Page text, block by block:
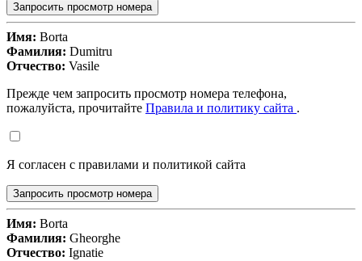
Запросить просмотр номера
Имя: Borta
Фамилия: Dumitru
Отчество: Vasile
Прежде чем запросить просмотр номера телефона,
пожалуйста, прочитайте Правила и политику сайта .
Я согласен с правилами и политикой сайта
Запросить просмотр номера
Имя: Borta
Фамилия: Gheorghe
Отчество: Ignatie